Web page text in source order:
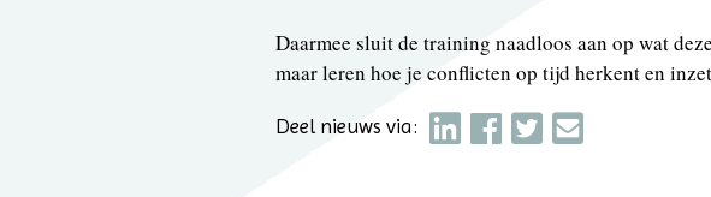
Daarmee sluit de training naadloos aan op wat
maar leren hoe je conflicten op tijd herkent en
Deel nieuws via: